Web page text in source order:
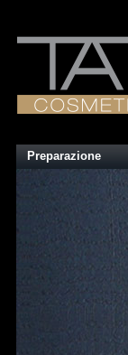
Preparazione